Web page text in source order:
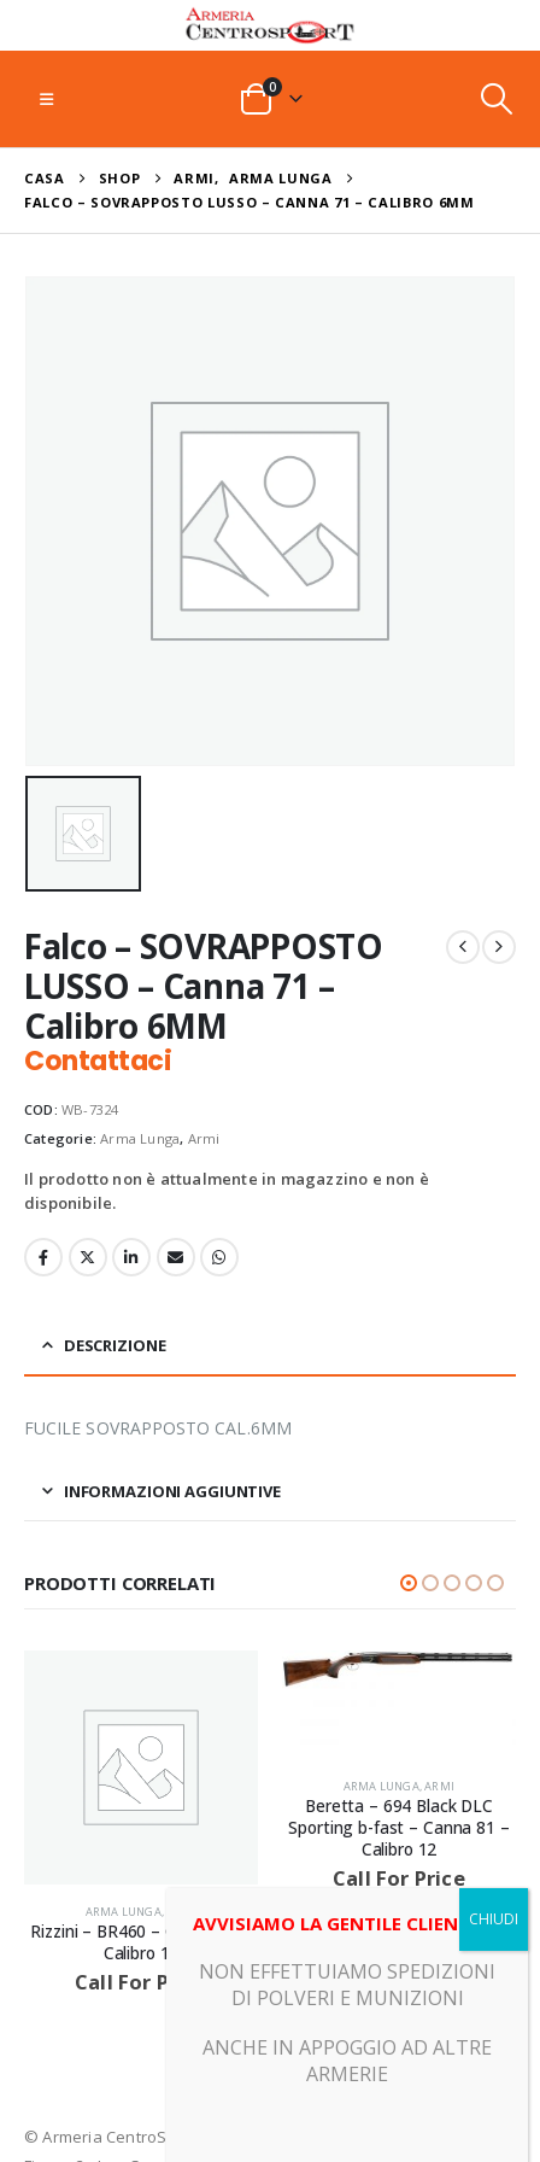
0
CASA SHOP ARMI,
ARMA LUNGA
FALCO – SOVRAPPOSTO LUSSO – CANNA 71 – CALIBRO 6MM
Falco – SOVRAPPOSTO
LUSSO – Canna 71 –
Calibro 6MM
Contattaci
COD: WB-7324
Categorie:Arma Lunga, Armi
Il prodotto non è attualmente in magazzino e non è
disponibile.
DESCRIZIONE
FUCILE SOVRAPPOSTO CAL.6MM
INFORMAZIONI AGGIUNTIVE
PRODOTTI CORRELATI
ARMA LUNGA,
Beretta – 694 Black DLC
Sporting b-fast – Canna 81 –
ARMI
Tikka – T3X LITE EMERALD –
Canna 62 – Calibro 300 WIN
MAG
Call For Price
© Armeria CentroSport 31029 VITTORIO VENETO (TV) - Piazza
AVVISIAMO LA GENTILE CLIENTELA
NON EFFETTUIAMO SPEDIZIONI
DI POLVERI E MUNIZIONI
ANCHE IN APPOGGIO AD ALTRE
ARMERIE